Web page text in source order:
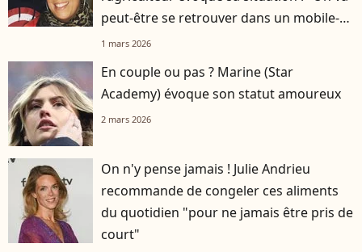
peut-être se retrouver dans un mobile-
home"
1 mars 2026
En couple ou pas ? Marine (Star
Academy) évoque son statut amoureux
2 mars 2026
On n'y pense jamais ! Julie Andrieu
recommande de congeler ces aliments
du quotidien "pour ne jamais être pris de
court"